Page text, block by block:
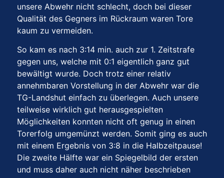
unsere Abwehr nicht schlecht, doch bei dieser
Qualität des Gegners im Rückraum waren Tore
kaum zu vermeiden.
So kam es nach 3:14 min. auch zur 1. Zeitstrafe
gegen uns, welche mit 0:1 eigentlich ganz gut
bewältigt wurde. Doch trotz einer relativ
annehmbaren Vorstellung in der Abwehr war die
TG-Landshut einfach zu überlegen. Auch unsere
teilweise wirklich gut herausgespielten
Möglichkeiten konnten nicht oft genug in einen
Torerfolg umgemünzt werden. Somit ging es auch
mit einem Ergebnis von 3:8 in die Halbzeitpause!
Die zweite Hälfte war ein Spiegelbild der ersten
und muss daher auch nicht näher beschrieben